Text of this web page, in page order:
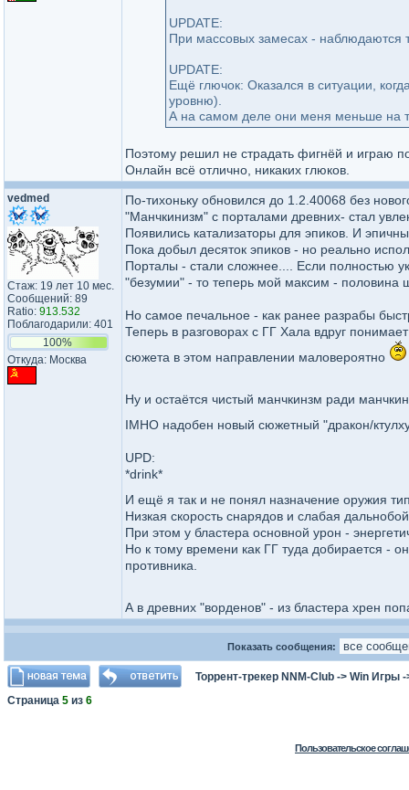
UPDATE:
При массовых замесах - наблюдаются
UPDATE:
Ещё глючок: Оказался в ситуации,
уровню).
А на самом деле они меня меньше на
Поэтому решил не страдать фигнёй и играю
Онлайн всё отлично, никаких глюков.
vedmed
Стаж: 19 лет 10 мес.
Сообщений: 89
Ratio: 913.532
Поблагодарили: 401
100%
Откуда: Москва
По-тихоньку обновился до 1.2.40068 без
"Манчкинизм" с порталами древних- стал
Появились катализаторы для эпиков. И
Пока добыл десяток эпиков - но реально
Порталы - стали сложнее.... Если полностью
"безумии" - то теперь мой максим - половина
Но самое печальное - как ранее разрабы
Теперь в разговорах с ГГ Хала вдруг
сюжета в этом направлении маловероятно
Ну и остаётся чистый манчкинзм ради
IMHO надобен новый сюжетный "дракон/
UPD:
*drink*
И ещё я так и не понял назначение оружия
Низкая скорость снарядов и слабая
При этом у бластера основной урон -
Но к тому времени как ГГ туда добирается -
противника.
А в древних "ворденов" - из бластера хрен
Показать сообщения:
Торрент-трекер NNM-Club -> Win Игры
Страница 5 из 6
Пользовательское